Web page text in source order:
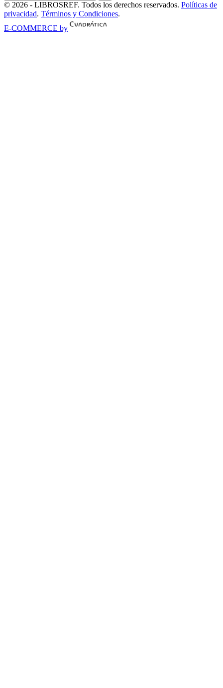
© 2026 - LIBROSREF. Todos los derechos reservados. Políticas de
privacidad. Términos y Condiciones.
E-COMMERCE by